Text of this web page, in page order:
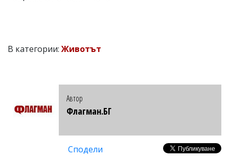
В категории:Животът
Автор
Флагман.БГ
Сподели